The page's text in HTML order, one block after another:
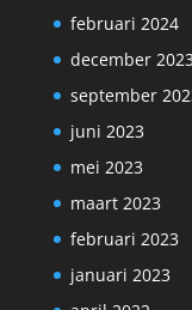
februari 2024
december 2023
september
juni 2023
mei 2023
maart 2023
februari 2023
januari 2023